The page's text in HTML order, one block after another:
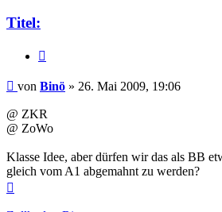
Titel:
Beitrag
von Binö » 26. Mai 2009, 19:06
@ ZKR
@ ZoWo
Klasse Idee, aber dürfen wir das als BB
gleich vom A1 abgemahnt zu werden?